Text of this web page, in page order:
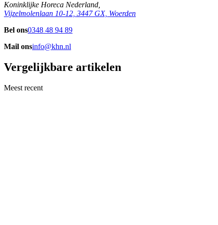
Koninklijke Horeca Nederland,
Vijzelmolenlaan 10-12, 3447 GX, Woerden
Bel ons0348 48 94 89
Mail onsinfo@khn.nl
Vergelijkbare artikelen
Meest recent